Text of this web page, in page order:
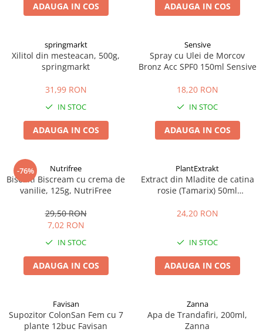
ADAUGA IN COS ADAUGA IN COS
springmarkt
Xilitol din mesteacan, 500g,
springmarkt
31,99 RON
IN STOC
ADAUGA IN COS
Sensive
Spray cu Ulei de Morcov
Bronz Acc SPF0 150ml Sensive
18,20 RON
IN STOC
ADAUGA IN COS
-76% Nutrifree
Biscuiti Biscream cu crema de
vanilie, 125g, NutriFree
29,50 RON
7,02 RON
IN STOC
ADAUGA IN COS
PlantExtrakt
Extract din Mladite de catina
rosie (Tamarix) 50ml
24,20 RON
IN STOC
ADAUGA IN COS
Favisan
Supozitor ColonSan Fem cu 7
plante 12buc Favisan
Zanna
Apa de Trandafiri, 200ml,
Zanna